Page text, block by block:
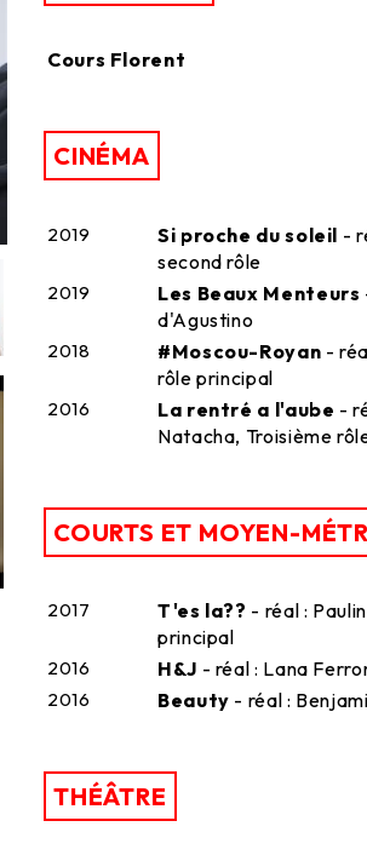
Cours Florent
CINÉMA
2019 Si proche du soleil -
second rôle
2019 Les Beaux Menteurs
d'Agustino
2018 #Moscou-Royan -
rôle principal
2016 La rentré a l'aube -
Natacha, Troisième
COURTS ET MOYEN-
2017 T'es la?? - réal :
principal
2016 H&J - réal : Lana
2016 Beauty - réal :
THÉÂTRE